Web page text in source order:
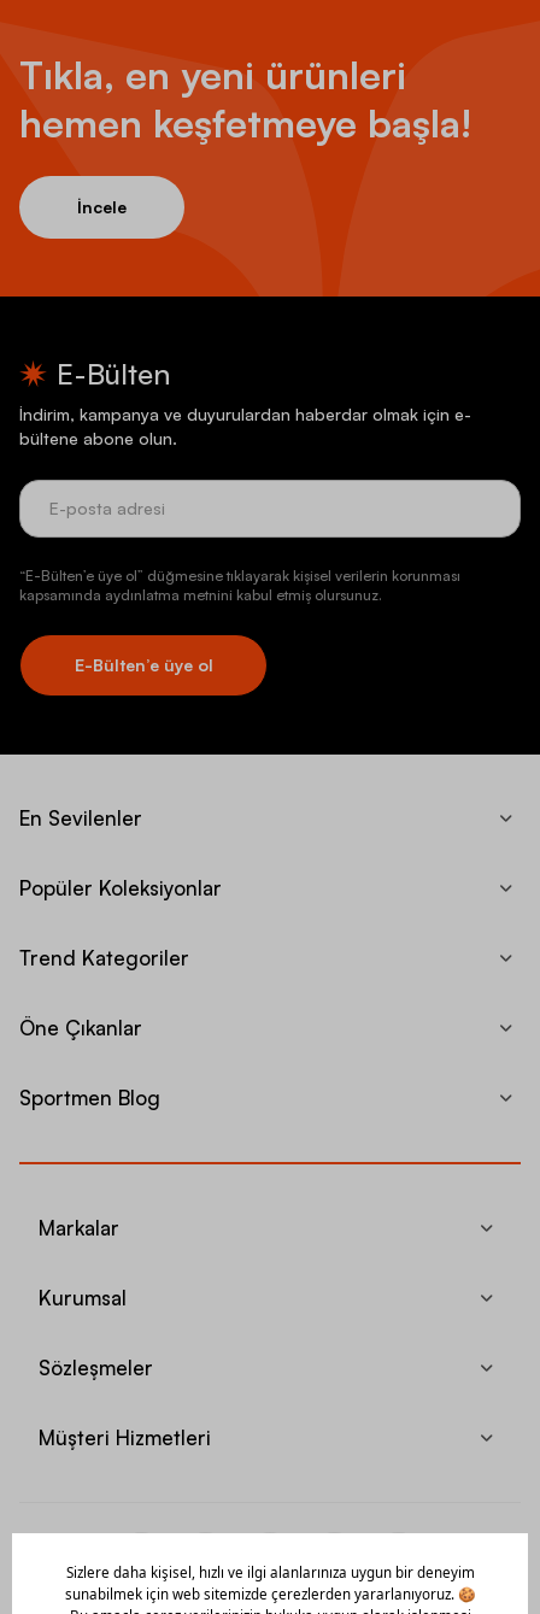
Tıkla, en yeni ürünleri
hemen keşfetmeye başla!
İncele
E-Bülten
İndirim, kampanya ve duyurulardan haberdar olmak için e-
bültene abone olun.
“E-Bülten’e üye ol” düğmesine tıklayarak kişisel verilerin korunması
kapsamında aydınlatma metnini kabul etmiş olursunuz.
E-Bülten’e üye ol
En Sevilenler
Popüler Koleksiyonlar
Trend Kategoriler
Öne Çıkanlar
Sportmen Blog
Markalar
Kurumsal
Sözleşmeler
Müşteri Hizmetleri